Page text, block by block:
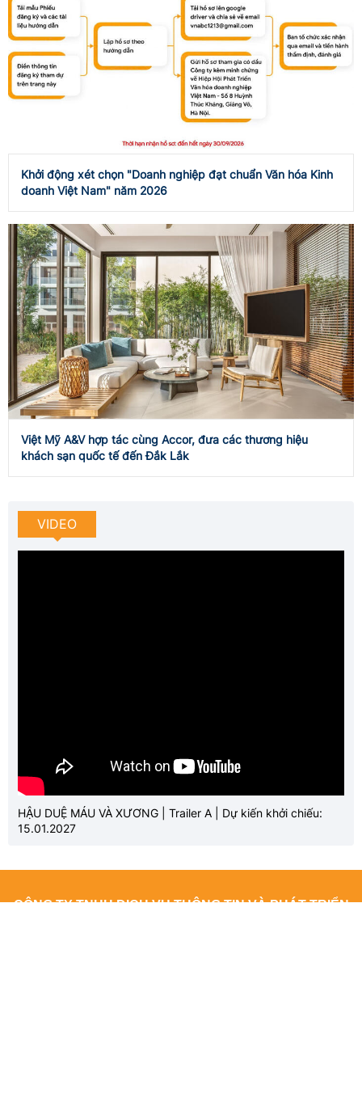
Khởi động xét chọn "Doanh nghiệp đạt chuẩn Văn hóa Kinh
doanh Việt Nam" năm 2026
Việt Mỹ A&V hợp tác cùng Accor, đưa các thương hiệu
khách sạn quốc tế đến Đắk Lắk
VIDEO
HẬU DUỆ MÁU VÀ XƯƠNG | Trailer A | Dự kiến khởi chiếu:
15.01.2027
CÔNG TY TNHH DỊCH VỤ THÔNG TIN VÀ PHÁT TRIỂN